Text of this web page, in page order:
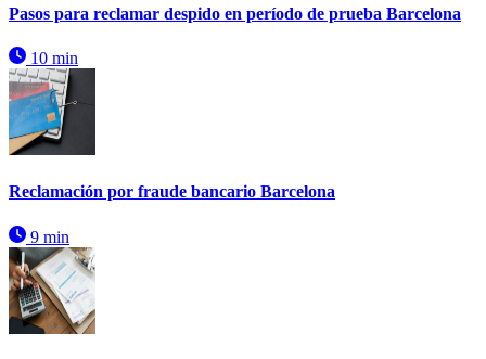
Pasos para reclamar despido en período de prueba Barcelona
10 min
Reclamación por fraude bancario Barcelona
9 min